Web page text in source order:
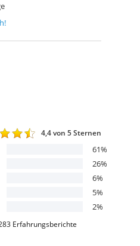
4,4von 5 Sternen
61%
26%
6%
5%
2%
Erfahrungsberichte